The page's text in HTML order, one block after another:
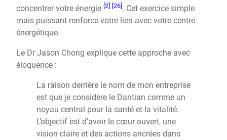
concentrer votre énergie [2] [26]. Cet exercice simple
mais puissant renforce votre lien avec votre centre
énergétique.
Le Dr Jason Chong explique cette approche avec
éloquence :
La raison derrière le nom de mon entreprise
est que je considère le Dantian comme un
noyau central pour la santé et la vitalité.
L’objectif est d’avoir le cœur ouvert, une
vision claire et des actions ancrées dans